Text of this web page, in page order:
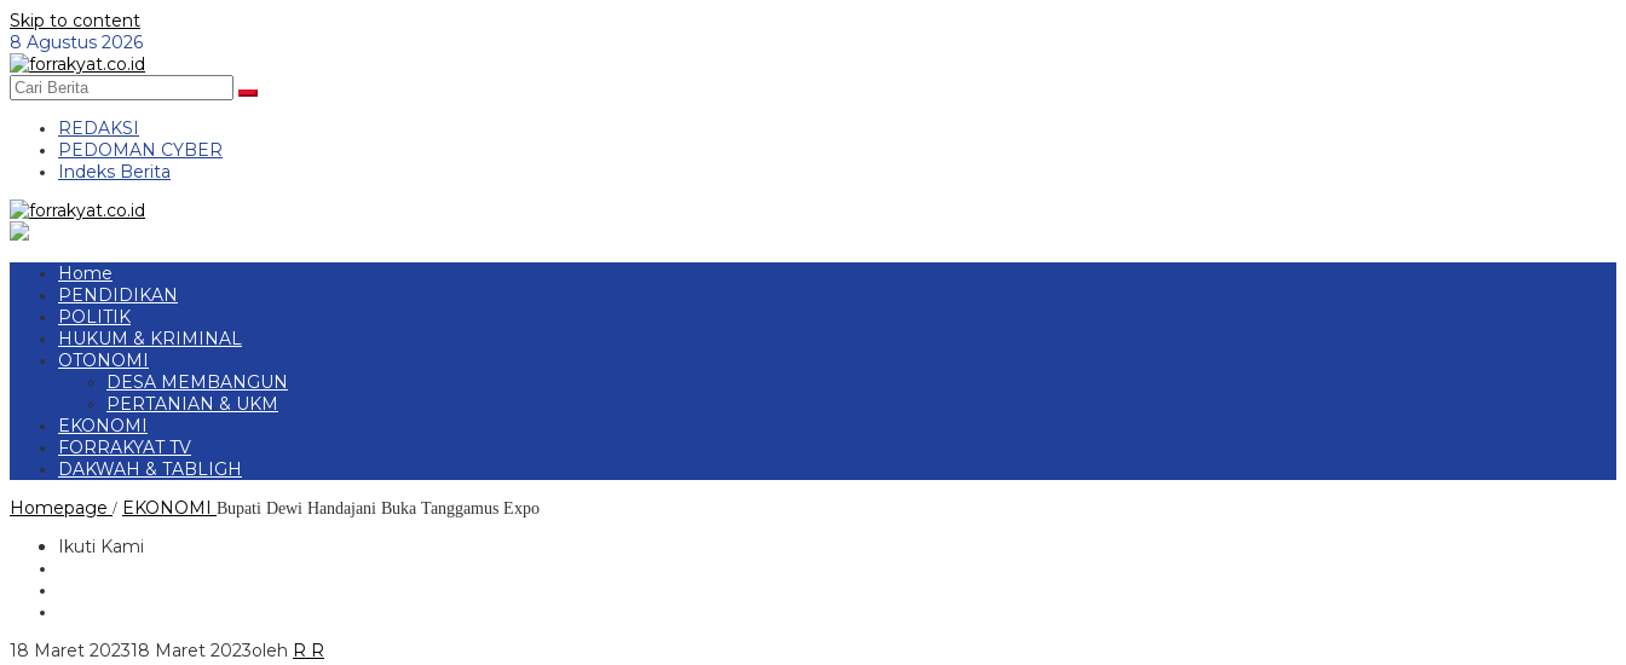
Skip to content
8 Agustus 2026
REDAKSI
PEDOMAN CYBER
Indeks Berita
Home
PENDIDIKAN
POLITIK
HUKUM & KRIMINAL
OTONOMI
DESA MEMBANGUN
PERTANIAN & UKM
EKONOMI
FORRAKYAT TV
DAKWAH & TABLIGH
Homepage / EKONOMI Bupati Dewi Handajani Buka Tanggamus Expo
Ikuti Kami
18 Maret 202318 Maret 2023oleh R R